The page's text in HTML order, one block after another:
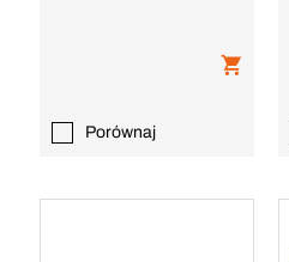
Porównaj